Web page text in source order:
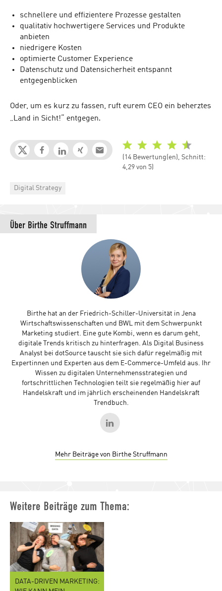
schnellere und effizientere Prozesse gestalten
qualitativ hochwertigere Services und Produkte
anbieten
niedrigere Kosten
optimierte Customer Experience
Datenschutz und Datensicherheit entspannt
entgegenblicken
Oder, um es kurz zu fassen, ruft eurem CEO ein beherztes
„Land in Sicht!“ entgegen.
(14 Bewertung(en), Schnitt:
4,29 von 5)
Categories
Digital Strategy
Über Birthe Struffmann
Birthe hat an der Friedrich-Schiller-Universität in Jena
Wirtschaftswissenschaften und BWL mit dem Schwerpunkt
Marketing studiert. Eine gute Kombi, wenn es darum geht,
digitale Trends kritisch zu hinterfragen. Als Digital Business
Analyst bei dotSource tauscht sie sich dafür regelmäßig mit
Expertinnen und Experten aus dem E-Commerce-Umfeld aus. Ihr
Wissen zu digitalen Unternehmensstrategien und
fortschrittlichen Technologien teilt sie regelmäßig hier auf
Handelskraft und im jährlich erscheinenden Handelskraft
Trendbuch.
Mehr Beiträge von Birthe Struffmann
Weitere Beiträge zum Thema:
DATA-DRIVEN MARKETING: